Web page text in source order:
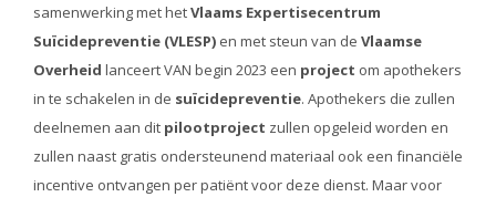
samenwerking met hetVlaams Expertisecentrum
Suïcidepreventie (VLESP) en met steun van de Vlaamse
Overheid lanceert VAN begin 2023 een project om apothekers
in te schakelen in de suïcidepreventie. Apothekers die zullen
deelnemen aan dit pilootproject zullen opgeleid worden en
zullen naast gratis ondersteunend materiaal ook een financiële
incentive ontvangen per patiënt voor deze dienst. Maar voor